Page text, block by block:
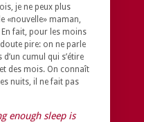
je ne peux plus
«nouvelle» maman,
fait, pour les moins
pire: on ne parle
cumul qui s’étire
des mois. On connaît
nuits, il ne fait pas
enough sleep is